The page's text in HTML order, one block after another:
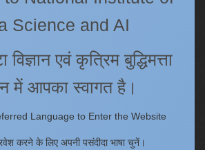
Returns
understanding
Science and AI
विज्ञान एवं कृत्रिम बुद्धिमत्ता
में आपका स्वागत है।
Language to Enter the Website
करने के लिए अपनी पसंदीदा भाषा चुनें।